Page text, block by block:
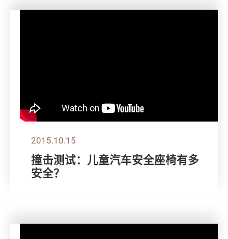
2015.10.15
撞击测试：儿童汽车安全座椅有多
安全？